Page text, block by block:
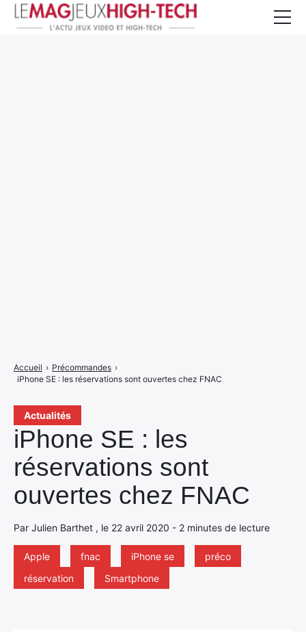
Actualités
iPhone SE : les
réservations sont
ouvertes chez FNAC
Par Julien Barthet , le 22 avril 2020 - 2 minutes de lecture
Apple fnac iPhone se
préco
réservation
Smartphone
Accueil › Précommandes ›
iPhone SE : les réservations sont ouvertes chez FNAC